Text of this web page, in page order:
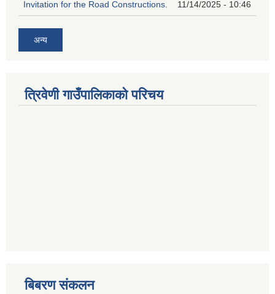
Invitation for the Road Constructions. 11/14/2025 - 10:46
अन्य
त्रिवेणी गाउँपालिकाको परिचय
बिबरण संकलन